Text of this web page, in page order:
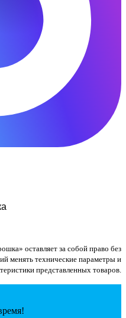
оставляет за собой право без
менять технические параметры и
представленных товаров.